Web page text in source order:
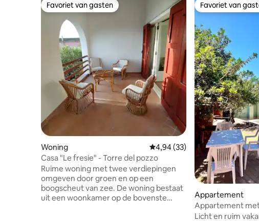
Favoriet van gasten
Favoriet van gasten
Woning Gemiddelde beoordeling van
4,94 (33)
Casa "Le fresie" - Torre del pozzo
Ruime woning met twee verdiepingen
omgeven door groen en op een
boogscheut van zee. De woning bestaat
uit een woonkamer op de bovenste
Favoriet van
Favoriet van
Appartement
Appartement
Licht en ruim